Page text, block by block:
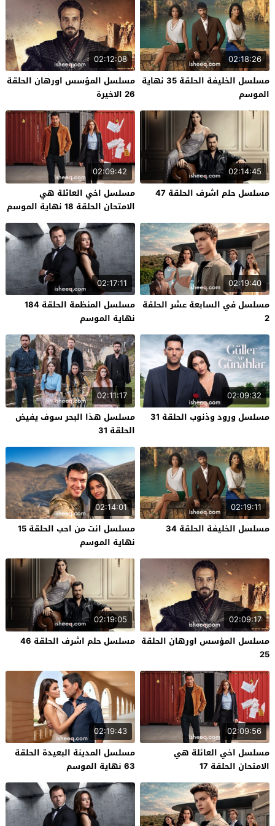
02:18:26
مسلسل الخليفة الحلقة 35 نهاية
الموسم
02:12:08
مسلسل المؤسس اورهان الحلقة
26 الاخيرة
02:14:45
مسلسل حلم اشرف الحلقة 47
02:09:42
مسلسل اخي العائلة هي
الامتحان الحلقة 18 نهاية الموسم
02:19:40
مسلسل في السابعة عشر الحلقة
2
02:17:11
مسلسل المنظمة الحلقة 184
نهاية الموسم
02:09:32
مسلسل ورود وذنوب الحلقة 31
02:11:17
مسلسل هذا البحر سوف يفيض
الحلقة 31
02:19:11
مسلسل الخليفة الحلقة 34
02:14:01
مسلسل انت من احب الحلقة 15
نهاية الموسم
02:09:17
مسلسل المؤسس اورهان الحلقة
25
02:19:05
مسلسل حلم اشرف الحلقة 46
02:09:56
مسلسل اخي العائلة هي
الامتحان الحلقة 17
02:19:43
مسلسل المدينة البعيدة الحلقة
63 نهاية الموسم